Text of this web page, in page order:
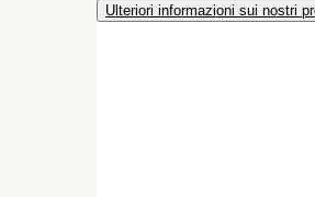
Ulteriori informazioni sui nostri